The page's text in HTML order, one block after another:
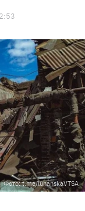
Фото: t.me/luhanskaVTSA